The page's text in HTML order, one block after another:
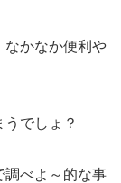
なかなか便利や
でしょ？
調べよ～的な事